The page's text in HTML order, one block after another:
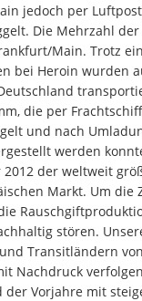
jedoch per
Die Mehrzahl
Main. Trotz
bei Heroin wurden
die per
und nach
werden
2012 der weltweit
Markt. Um die
stören.
Transitländern
Nachdruck
Vorjahre mit